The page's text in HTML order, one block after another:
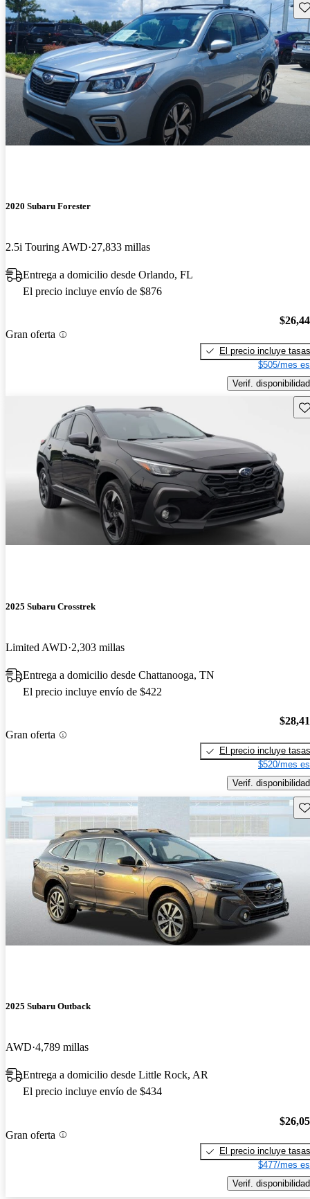
2020 Subaru Forester
2.5i Touring AWD 27,833 millas
Entrega a domicilio desde Orlando, FL
El precio incluye envío de $876
Gran oferta
El precio incluye tasas
$505/mes
Verif. disponibilidad
2025 Subaru Crosstrek
Limited AWD 2,303 millas
Entrega a domicilio desde Chattanooga, TN
El precio incluye envío de $422
Gran oferta
El precio incluye tasas
$520/mes
Verif. disponibilidad
2025 Subaru Outback
AWD 4,789 millas
Entrega a domicilio desde Little Rock, AR
El precio incluye envío de $434
Gran oferta
El precio incluye tasas
$477/mes
Verif. disponibilidad